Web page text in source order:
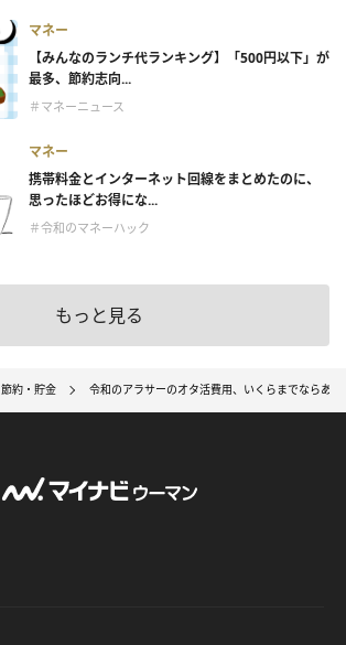
マネー
【みんなのランチ代ランキング】「500円以下」が
最多、節約志向...
＃マネーニュース
マネー
携帯料金とインターネット回線をまとめたのに、
思ったほどお得にな...
＃令和のマネーハック
もっと見る
節約・貯金 令和のアラサーのオタ活費用、いくらまでならあり